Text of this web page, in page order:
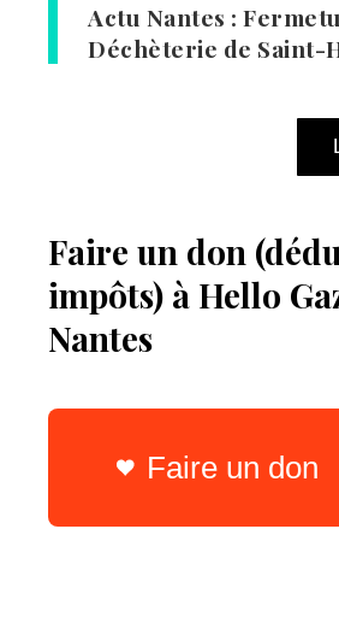
Actu Nantes :
Déchèterie de Saint-
Faire un don
impôts) à Hello
Nantes
Faire un don